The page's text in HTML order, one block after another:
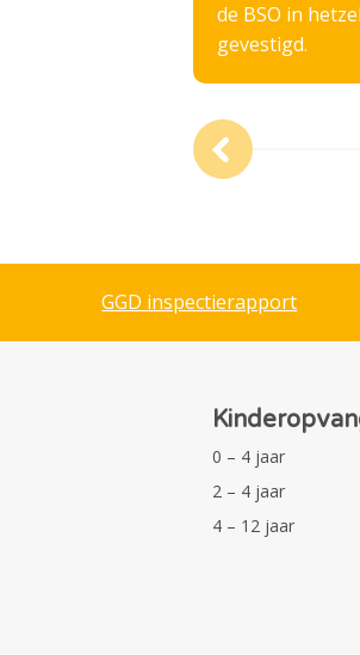
de BSO in
gevestigd.
GGD inspectierapport
0 – 4 jaar
2 – 4 jaar
4 – 12 jaar